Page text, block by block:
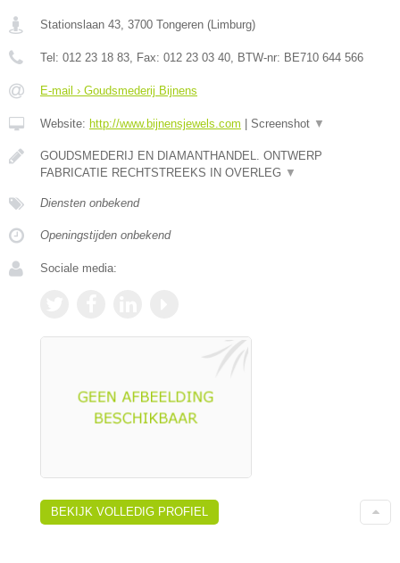
Stationslaan 43, 3700 Tongeren (Limburg)
Tel: 012 23 18 83, Fax: 012 23 03 40, BTW-nr: BE710 644 566
E-mail › Goudsmederij Bijnens
Website: http://www.bijnensjewels.com Screenshot ▼
GOUDSMEDERIJ EN DIAMANTHANDEL. ONTWERP
FABRICATIE RECHTSTREEKS IN OVERLEG ▼
Diensten onbekend
Openingstijden onbekend
Sociale media:
BEKIJK VOLLEDIG PROFIEL